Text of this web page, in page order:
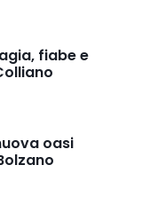
fiabe e
oasi